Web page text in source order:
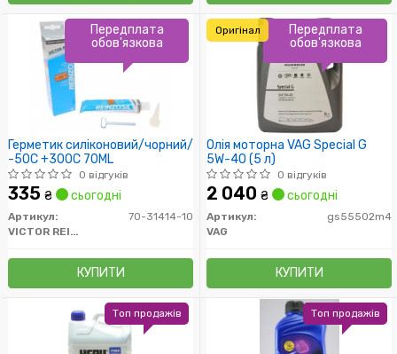
Герметик силіконовий/чорний/
-50C +300C 70ML
0 відгуків
335 ₴ сьогодні
Артикул:
70-31414-10
VICTOR REINZ
КУПИТИ
Передплата
обов'язкова
Олія моторна VAG Special G
5W-40 (5 л)
0 відгуків
2 040 ₴ сьогодні
Артикул:
gs55502m4
VAG
КУПИТИ
Передплата
обов'язкова
Оригінал
Топ продажів Топ продажів